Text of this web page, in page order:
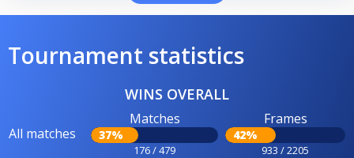
Tournament statistics
WINS OVERALL
All matches
Matches
37%
176 / 479
Frames
42%
933 / 2205